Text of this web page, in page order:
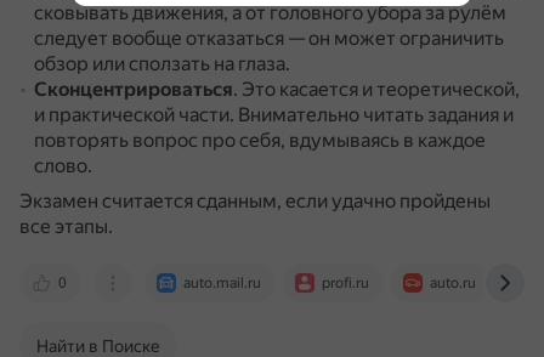
сковывать движения, а от головного убора за рулём
следует вообще отказаться — он может ограничить
обзор или сползать на глаза.
Сконцентрироваться. Это касается и теоретической,
и практической части. Внимательно читать задания и
повторять вопрос про себя, вдумываясь в каждое
слово.
Экзамен считается сданным, если удачно пройдены
все этапы.
0 auto.mail.ru profi.ru auto.ru
Найти в Поиске